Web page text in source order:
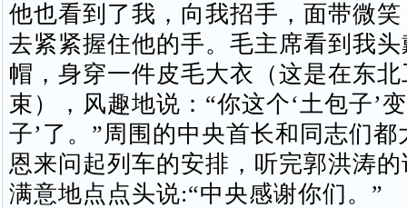
他也看到了我，向我招手，面带微
去紧紧握住他的手。毛主席看到我
帽，身穿一件皮毛大衣（这是在东
束），风趣地说：“你这个‘土包子’
子’了。”周围的中央首长和同志们
恩来问起列车的安排，听完郭洪涛
满意地点点头说:“中央感谢你们。”